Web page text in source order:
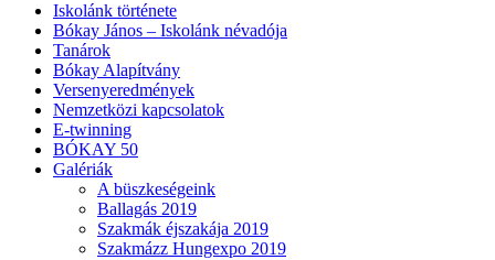
Iskolánk története
Bókay János – Iskolánk névadója
Tanárok
Bókay Alapítvány
Versenyeredmények
Nemzetközi kapcsolatok
E-twinning
BÓKAY 50
Galériák
A büszkeségeink
Ballagás 2019
Szakmák éjszakája 2019
Szakmázz Hungexpo 2019